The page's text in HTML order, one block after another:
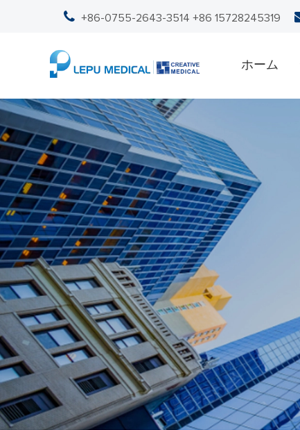
+86-0755-2643-3514 +86 15728245319
ホーム